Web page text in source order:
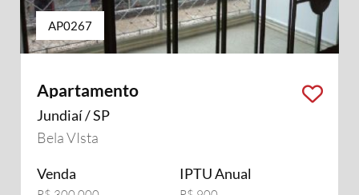
AP0267
Apartamento
Jundiaí / SP
Bela VIsta
Venda IPTU Anual